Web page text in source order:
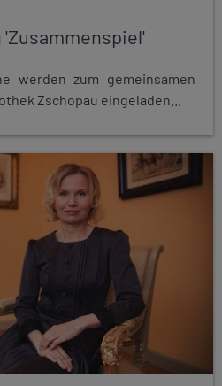
werden zum gemeinsamen
Zschopau eingeladen...